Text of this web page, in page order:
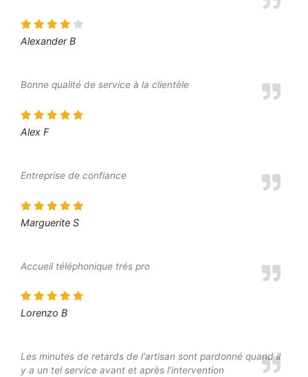
Alexander B
Bonne qualité de service à la clientèle
Alex F
Entreprise de confiance
Marguerite S
Accueil téléphonique trés pro
Lorenzo B
Les minutes de retards de l'artisan sont pardonné quand il
y a un tel service avant et après l'intervention